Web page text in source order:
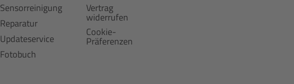
Sensorreinigung
Reparatur
Updateservice
Fotobuch
Vertrag
widerrufen
Cookie-
Präferenzen